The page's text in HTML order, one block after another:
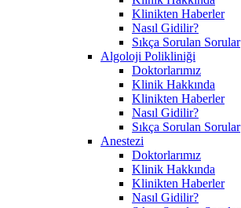
Klinikten Haberler
Nasıl Gidilir?
Sıkça Sorulan Sorular
Algoloji Polikliniği
Doktorlarımız
Klinik Hakkında
Klinikten Haberler
Nasıl Gidilir?
Sıkça Sorulan Sorular
Anestezi
Doktorlarımız
Klinik Hakkında
Klinikten Haberler
Nasıl Gidilir?